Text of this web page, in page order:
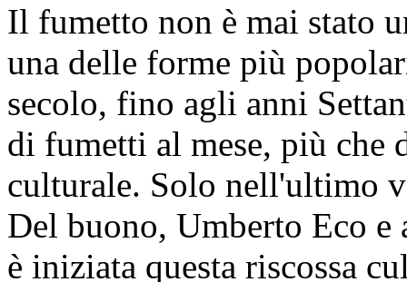
Il fumetto non è mai stato
una delle forme più
secolo, fino agli anni
di fumetti al mese, più che
culturale. Solo nell'ultimo
Del buono, Umberto Eco e
è iniziata questa riscossa